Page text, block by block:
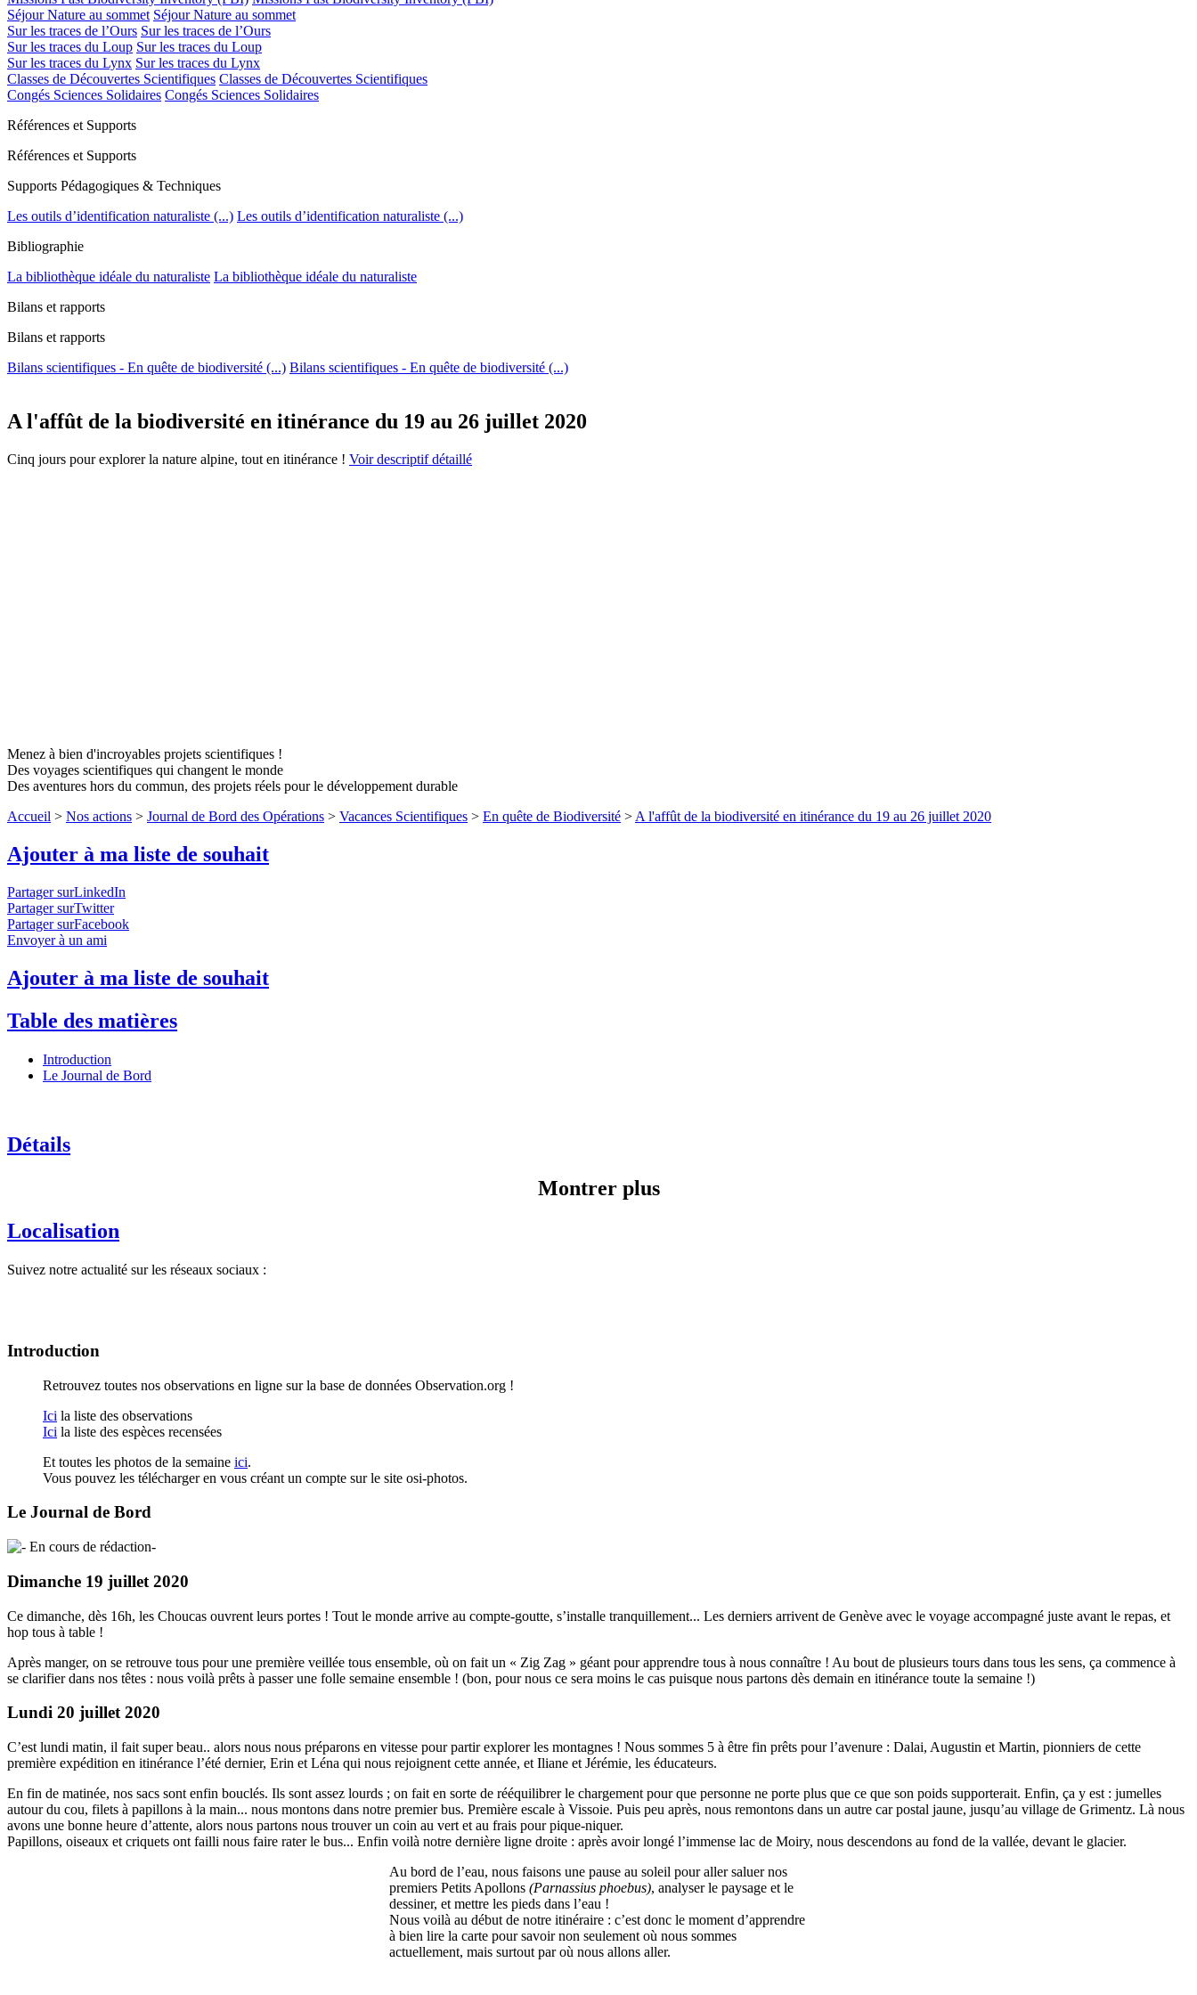
Séjour Nature au sommet Séjour Nature au sommet
Sur les traces de l’Ours Sur les traces de l’Ours
Sur les traces du Loup Sur les traces du Loup
Sur les traces du Lynx Sur les traces du Lynx
Classes de Découvertes Scientifiques Classes de Découvertes Scientifiques
Congés Sciences Solidaires Congés Sciences Solidaires
Références et Supports
Références et Supports
Supports Pédagogiques & Techniques
Les outils d’identification naturaliste (...) Les outils d’identification naturaliste (...)
Bibliographie
La bibliothèque idéale du naturaliste La bibliothèque idéale du naturaliste
Bilans et rapports
Bilans et rapports
Bilans scientifiques - En quête de biodiversité (...) Bilans scientifiques - En quête de biodiversité (...)
A l'affût de la biodiversité en itinérance du 19 au 26 juillet 2020
Cinq jours pour explorer la nature alpine, tout en itinérance ! Voir descriptif détaillé
Menez à bien d'incroyables projets scientifiques !
Des voyages scientifiques qui changent le monde
Des aventures hors du commun, des projets réels pour le développement durable
Accueil > Nos actions > Journal de Bord des Opérations > Vacances Scientifiques > En quête de Biodiversité > A l'affût de la biodiversité en itinérance du 19 au 26 juillet 2020
Ajouter à ma liste de souhait
Partager surLinkedIn
Partager surTwitter
Partager surFacebook
Envoyer à un ami
Ajouter à ma liste de souhait
Table des matières
Introduction
Le Journal de Bord
Détails
Montrer plus
Localisation
Suivez notre actualité sur les réseaux sociaux :
Introduction
Retrouvez toutes nos observations en ligne sur la base de données Observation.org !
Ici la liste des observations
Ici la liste des espèces recensées
Et toutes les photos de la semaine ici.
Vous pouvez les télécharger en vous créant un compte sur le site osi-photos.
Le Journal de Bord
En cours de rédaction-
Dimanche 19 juillet 2020
Ce dimanche, dès 16h, les Choucas ouvrent leurs portes ! Tout le monde arrive au compte-goutte, s’installe tranquillement... Les derniers arrivent de Genève avec le voyage accompagné juste avant le repas, et
hop tous à table !
Après manger, on se retrouve tous pour une première veillée tous ensemble, où on fait un « Zig Zag » géant pour apprendre tous à nous connaître ! Au bout de plusieurs tours dans tous les sens, ça commence à
se clarifier dans nos têtes : nous voilà prêts à passer une folle semaine ensemble ! (bon, pour nous ce sera moins le cas puisque nous partons dès demain en itinérance toute la semaine !)
Lundi 20 juillet 2020
C’est lundi matin, il fait super beau.. alors nous nous préparons en vitesse pour partir explorer les montagnes ! Nous sommes 5 à être fin prêts pour l’avenure : Dalai, Augustin et Martin, pionniers de cette
première expédition en itinérance l’été dernier, Erin et Léna qui nous rejoignent cette année, et Iliane et Jérémie, les éducateurs.
En fin de matinée, nos sacs sont enfin bouclés. Ils sont assez lourds ; on fait en sorte de rééquilibrer le chargement pour que personne ne porte plus que ce que son poids supporterait. Enfin, ça y est : jumelles
autour du cou, filets à papillons à la main... nous montons dans notre premier bus. Première escale à Vissoie. Puis peu après, nous remontons dans un autre car postal jaune, jusqu’au village de Grimentz. Là nous
avons une bonne heure d’attente, alors nous partons nous trouver un coin au vert et au frais pour pique-niquer.
Papillons, oiseaux et criquets ont failli nous faire rater le bus... Enfin voilà notre dernière ligne droite : après avoir longé l’immense lac de Moiry, nous descendons au fond de la vallée, devant le glacier.
Au bord de l’eau, nous faisons une pause au soleil pour aller saluer nos
premiers Petits Apollons(Parnassius phoebus), analyser le paysage et le
dessiner, et mettre les pieds dans l’eau !
Nous voilà au début de notre itinéraire : c’est donc le moment d’apprendre
à bien lire la carte pour savoir non seulement où nous sommes
actuellement, mais surtout par où nous allons aller.